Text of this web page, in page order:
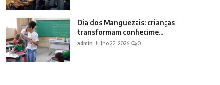
Dia dos Manguezais: crianças
transformam conhecime...
admin Julho 22, 2026 0